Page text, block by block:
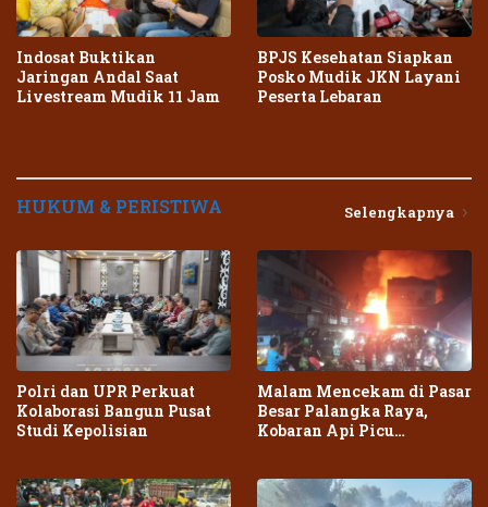
Indosat Buktikan
Jaringan Andal Saat
Livestream Mudik 11 Jam
BPJS Kesehatan Siapkan
Posko Mudik JKN Layani
Peserta Lebaran
HUKUM & PERISTIWA Selengkapnya
Polri dan UPR Perkuat
Kolaborasi Bangun Pusat
Studi Kepolisian
Malam Mencekam di Pasar
Besar Palangka Raya,
Kobaran Api Picu